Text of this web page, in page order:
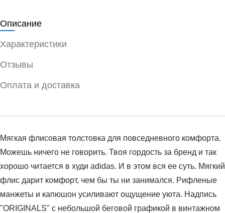
Описание
Характеристики
Отзывы
Оплата и доставка
Мягкая флисовая толстовка для повседневного комфорта.
Можешь ничего не говорить. Твоя гордость за бренд и так
хорошо читается в худи adidas. И в этом вся ее суть. Мягкий
флис дарит комфорт, чем бы ты ни занимался. Рифленые
манжеты и капюшон усиливают ощущение уюта. Надпись
"ORIGINALS" с небольшой беговой графикой в винтажном